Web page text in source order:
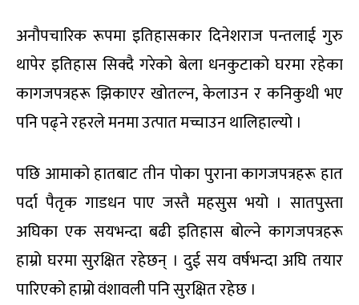
अनौपचारिक रूपमा इतिहासकार दिनेशराज पन्तलाई गुरु
थापेर इतिहास सिक्दै गरेको बेला धनकुटाको घरमा रहेका
कागजपत्रहरू झिकाएर खोतल्न, केलाउन र कनिकुथी भए
पनि पढ्ने रहरले मनमा उत्पात मच्चाउन थालिहाल्यो ।
पछि आमाको हातबाट तीन पोका पुराना कागजपत्रहरू हात
पर्दा पैतृक गाडधन पाए जस्तै महसुस भयो । सातपुस्ता
अघिका एक सयभन्दा बढी इतिहास बोल्ने कागजपत्रहरू
हाम्रो घरमा सुरक्षित रहेछन् । दुई सय वर्षभन्दा अघि तयार
पारिएको हाम्रो वंशावली पनि सुरक्षित रहेछ ।